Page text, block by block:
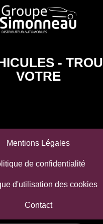
-
VOTRE
Mentions Légales
de confidentialité
d'utilisation des cookies
Contact